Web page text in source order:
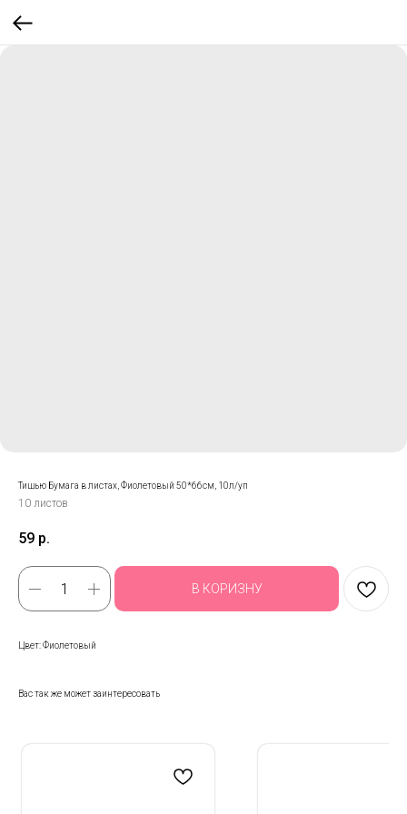
Тишью Бумага в листах, Фиолетовый 50*66см, 10л/уп
10 листов
59 р.
В КОРИЗНУ
Цвет: Фиолетовый
Вас так же может заинтересовать